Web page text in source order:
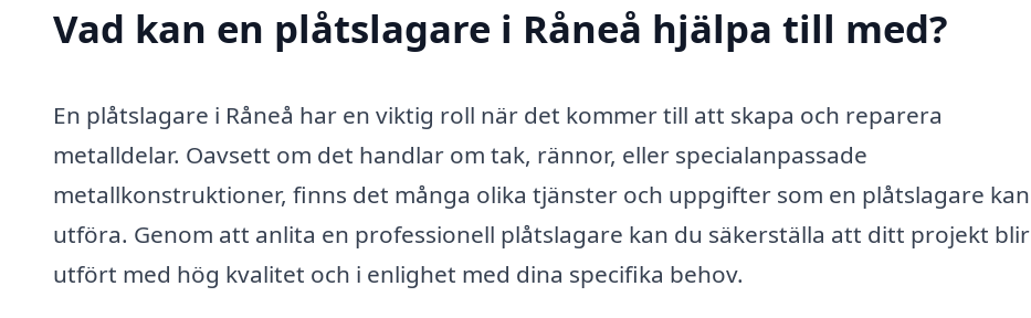
Vad kan en plåtslagare i Råneå hjälpa till med?
En plåtslagare i Råneå har en viktig roll när det kommer till att skapa och reparera
metalldelar. Oavsett om det handlar om tak, rännor, eller specialanpassade
metallkonstruktioner, finns det många olika tjänster och uppgifter som en plåtslagare kan
utföra. Genom att anlita en professionell plåtslagare kan du säkerställa att ditt projekt blir
utfört med hög kvalitet och i enlighet med dina specifika behov.